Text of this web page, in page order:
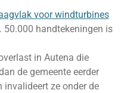
voor windturbines
50.000 handtekeningen is
in Autena die
de gemeente eerder
ze onder de